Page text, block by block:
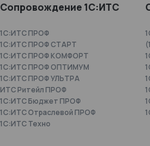
Сопровождение 1С:ИТС
1С:ИТС ПРОФ
1С:ИТС ПРОФ СТАРТ
1С:ИТС ПРОФ КОМФОРТ
1С:ИТС ПРОФ ОПТИМУМ
1С:ИТС ПРОФ УЛЬТРА
ИТС Ритейл ПРОФ
1С:ИТС Бюджет ПРОФ
1С:ИТС Отраслевой ПРОФ
1С:ИТС Техно